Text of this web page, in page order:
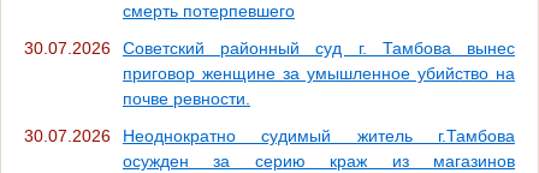
смерть потерпевшего
30.07.2026
Советский районный суд г. Тамбова вынес
приговор женщине за умышленное убийство на
почве ревности.
30.07.2026
Неоднократно судимый житель г.Тамбова
осужден за серию краж из магазинов